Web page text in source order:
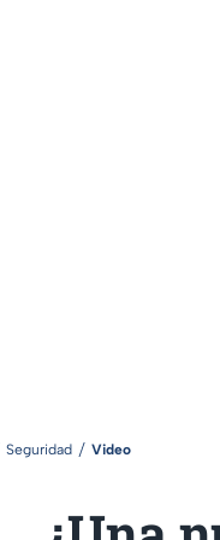
Seguridad Video